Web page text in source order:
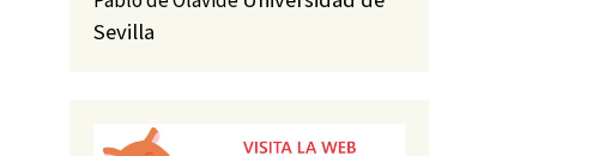
Sevilla